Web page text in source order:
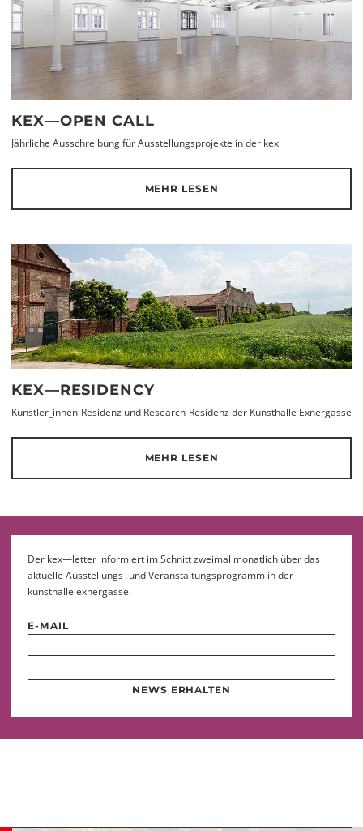
KEX—OPEN CALL
Jährliche Ausschreibung für Ausstellungsprojekte in der kex
MEHR LESEN
KEX—RESIDENCY
Künstler_innen-Residenz und Research-Residenz der Kunsthalle Exnergasse
MEHR LESEN
Der kex—letter informiert im Schnitt zweimal monatlich über das
aktuelle Ausstellungs- und Veranstaltungsprogramm in der
kunsthalle exnergasse.
E-MAIL
NEWS ERHALTEN